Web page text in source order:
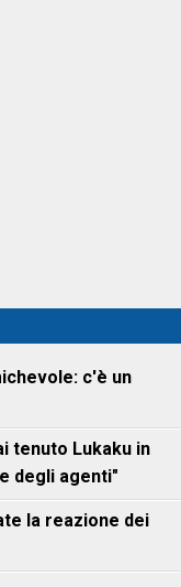
c'è un
tenuto Lukaku in
degli agenti"
la reazione dei